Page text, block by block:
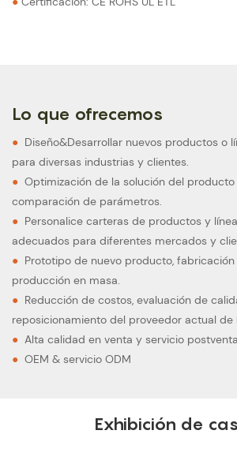
Lo que ofrecemos
● Diseño&Desarrollar nuevos productos o
para diversas industrias y clientes.
● Optimización de la solución del
comparación de parámetros.
● Personalice carteras de productos y
adecuados para diferentes mercados y
● Prototipo de nuevo producto,
producción en masa.
● Reducción de costos, evaluación de
reposicionamiento del proveedor actual de
● Alta calidad en venta y servicio
● OEM & servicio ODM
Exhibición de